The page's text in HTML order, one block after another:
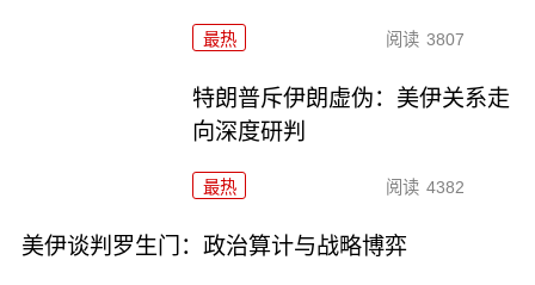
最热 阅读 3807
特朗普斥伊朗虚伪：美伊关系走
向深度研判
最热 阅读 4382
美伊谈判罗生门：政治算计与战略博弈